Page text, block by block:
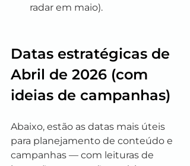
radar em maio).
Datas estratégicas de
Abril de 2026 (com
ideias de campanhas)
Abaixo, estão as datas mais úteis
para planejamento de conteúdo e
campanhas — com leituras de